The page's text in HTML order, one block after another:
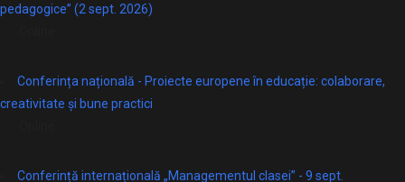
pedagogice” (2 sept. 2026)
Conferința națională - Proiecte europene în educație: colaborare,
creativitate și bune practici
Conferință internațională „Managementul clasei” - 9 sept.